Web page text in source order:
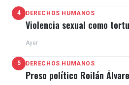
4 DERECHOS HUMANOS
Violencia sexual como
Ayer
5 DERECHOS HUMANOS
Preso político Roilán